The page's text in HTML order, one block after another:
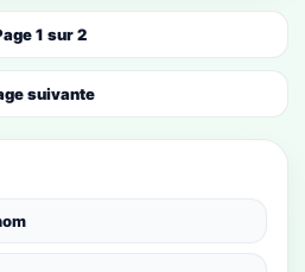
1 sur 2
suivante